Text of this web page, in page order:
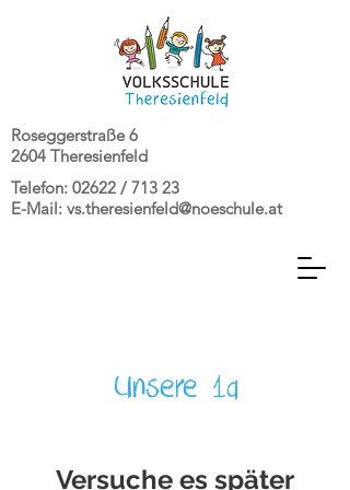
Telefon: 02622 / 713 23
E-Mail: vs.theresienfeld@noeschule.at
Roseggerstraße 6
2604 Theresienfeld
Unsere 1a
Versuche es später